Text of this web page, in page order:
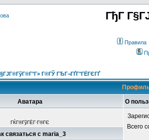
ГђГ
Правила
Г®ГЎ ГЂГ¬ГҐГ°ГЁГЄГҐ
Аватара О
ГЌГ®ГўГЁГ·Г®ГЄ
Всего
связаться с maria_3